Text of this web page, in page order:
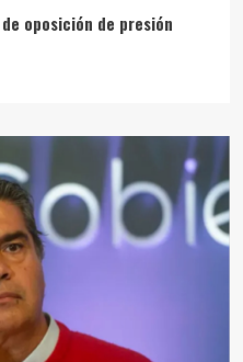
oposición de presión